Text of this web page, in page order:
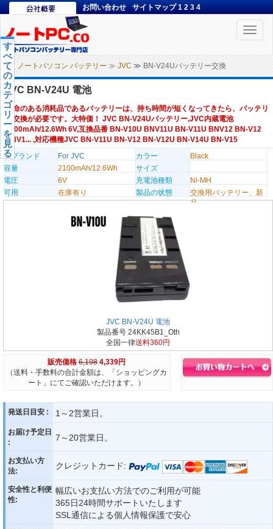
お問い合わせ サイトマップ 1 2 3 4
Toggle
ノートパソコン バッテリー ≫ JVC ≫ BN-V24Uバッテリー交換
す
べ
て
の
カ
テ
ゴ
リ
ー
を
見
る
JVC BN-V24U 電池
寿命のある消耗品であるバッテリーは、持ち時間が短くなってきたら、バッテリ
ー交換が必要です。大特価！ JVC BN-V24Uバッテリー,JVC内蔵電池
2100mAh/12.6Wh 6V,互換品番 BN-V10U BNV11U BN-V11U BNV12 BN-V12
BNV1... ,対応機種JVC BN-V11U BN-V12 BN-V12U BN-V14U BN-V15
のブランド
For JVC カラー
Black
容量
2100mAh/12.6Wh
サイズ
電圧
6V 充電池種類
Ni-MH
可用
在庫有り 製品の状態
交換用バッテリー、新
品
JVC BN-V24U 電池
製品番号 24KK45B1_Oth
全国一律送料360円
販売価格 6,198 4,339円
（送料・手数料の合計金額は、「ショッピングカ
ート」にてご確認いただけます。）
発送日目安 : 1～2営業日。
お届け予定日
:
7～20営業日。
お支払い方
法:
クレジットカード:
安全性と利便
性:
幅広いお支払い方法でのご利用が可能
365日24時間サポートいたします
SSL通信による個人情報保護で安心